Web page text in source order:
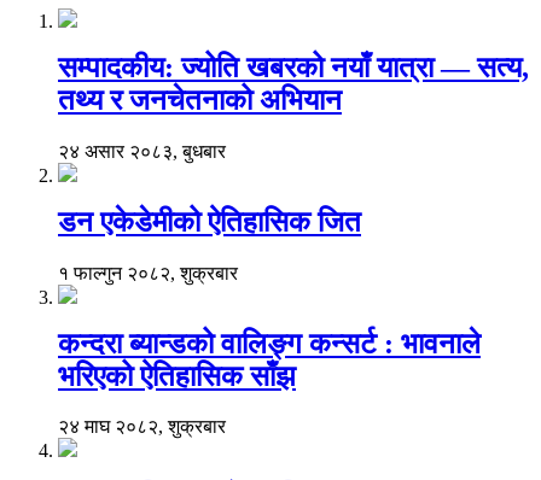
सम्पादकीय: ज्योति खबरको नयाँ यात्रा — सत्य,
तथ्य र जनचेतनाको अभियान
२४ असार २०८३, बुधबार
डन एकेडेमीको ऐतिहासिक जित
१ फाल्गुन २०८२, शुक्रबार
कन्दरा ब्यान्डको वालिङ्ग कन्सर्ट : भावनाले
भरिएको ऐतिहासिक साँझ
२४ माघ २०८२, शुक्रबार